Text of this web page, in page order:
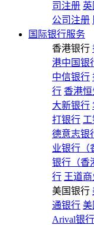
司注册
公司注册
国际银行服务
香港银行
港中国银
中信银行
行 香港
大新银行
打银行
德意志银
业银行（
银行（香
行 王道
美国银行
通银行 美
Arival银行